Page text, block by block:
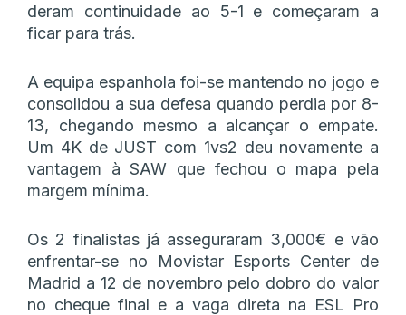
deram continuidade ao 5-1 e começaram a
ficar para trás.
A equipa espanhola foi-se mantendo no jogo e
consolidou a sua defesa quando perdia por 8-
13, chegando mesmo a alcançar o empate.
Um 4K de JUST com 1vs2 deu novamente a
vantagem à SAW que fechou o mapa pela
margem mínima.
Os 2 finalistas já asseguraram 3,000€ e vão
enfrentar-se no Movistar Esports Center de
Madrid a 12 de novembro pelo dobro do valor
no cheque final e a vaga direta na ESL Pro